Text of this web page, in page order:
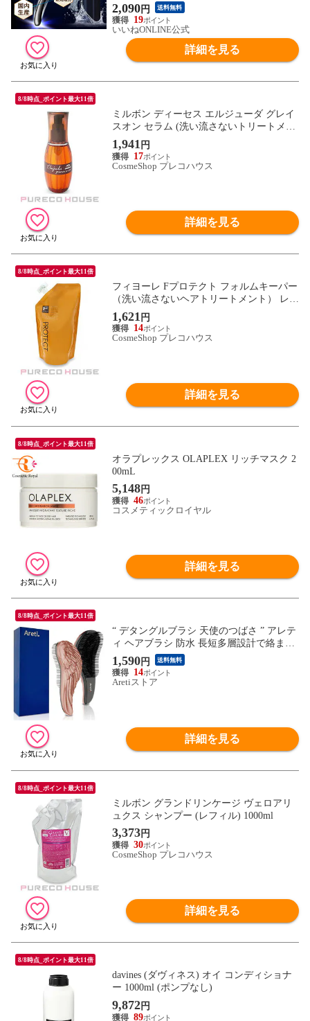
2,090円 送料無料
19
いいねONLINE公式
詳細を見る
8/8時点_ポイント最大11倍
ミルボン ディーセス エルジューダ グレイ
スオン セラム (洗い流さないトリートメン
ト) 120g
1,941 円
17
CosmeShop プレコハウス
詳細を見る
8/8時点_ポイント最大11倍
フィヨーレ Fプロテクト フォルムキーパー
（洗い流さないヘアトリートメント） レフ
ィル 500ml
1,621 円
14
CosmeShop プレコハウス
詳細を見る
8/8時点_ポイント最大11倍
オラプレックス OLAPLEX リッチマスク 2
00mL
5,148円
46
コスメティックロイヤル
詳細を見る
8/8時点_ポイント最大11倍
“ デタングルブラシ 天使のつばさ ” アレテ
ィ ヘアブラシ 防水 長短多層設計で絡まり
ほぐす 静電気防止 頭皮 マッサージ 絡まな
い ブロー ヘアケア コーム くし Areti-a673
1,590円 送料無料
14
Aretiストア
詳細を見る
8/8時点_ポイント最大11倍
ミルボン グランドリンケージ ヴェロアリ
ュクス シャンプー (レフィル) 1000ml
3,373円
30
CosmeShop プレコハウス
詳細を見る
8/8時点_ポイント最大11倍
davines (ダヴィネス) オイ コンディショナ
ー 1000ml (ポンプなし)
9,872円
89